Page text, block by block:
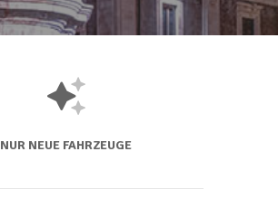
NUR NEUE FAHRZEUGE